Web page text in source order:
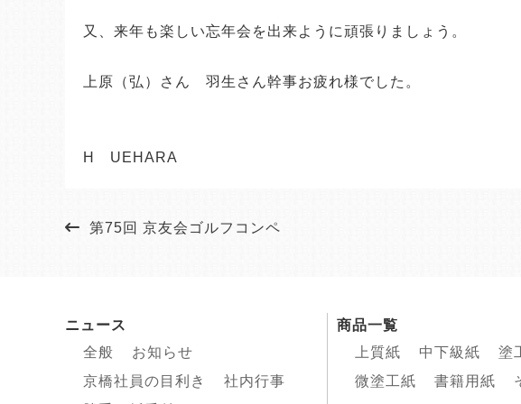
又、来年も楽しい忘年会を出来ように頑張りましょう。
上原（弘）さん 羽生さん幹事お疲れ様でした。
H UEHARA
第75回 京友会ゴルフコンペ
ニュース
全般
お知らせ
京橋社員の目利き
社内行事
商品一覧
上質紙
中下級紙
塗
微塗工紙
書籍用紙